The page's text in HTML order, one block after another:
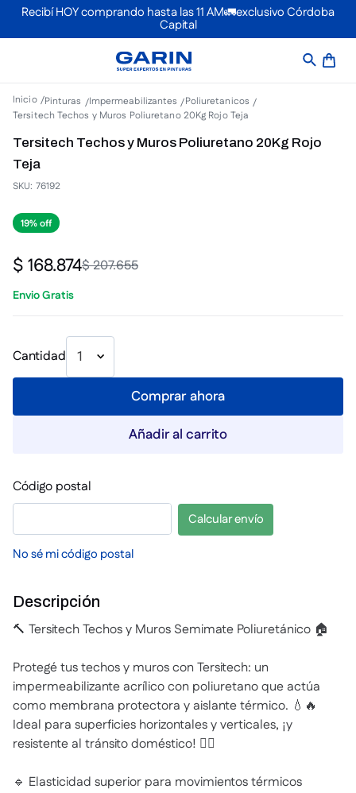
Recibí HOY comprando hasta las 11 AM🚛exclusivo Córdoba
Capital
Pinturas Impermeabilizantes
Poliuretanicos
Tersitech Techos y Muros Poliuretano 20Kg Rojo Teja
Tersitech Techos y Muros Poliuretano 20Kg Rojo
Teja
SKU: 76192
19%
$207.655
$168.874
Envio Gratis
Cantidad 1
Comprar ahora
Añadir al carrito
Código postal
No sé mi código postal
Calcular envío
Descripción
🔨 Tersitech Techos y Muros Semimate Poliuretánico 🏠
Protegé tus techos y muros con Tersitech: un
impermeabilizante acrílico con poliuretano que actúa
como membrana protectora y aislante térmico. 💧🔥
Ideal para superficies horizontales y verticales, ¡y
resistente al tránsito doméstico! 🚶‍♂️
🔹 Elasticidad superior para movimientos térmicos